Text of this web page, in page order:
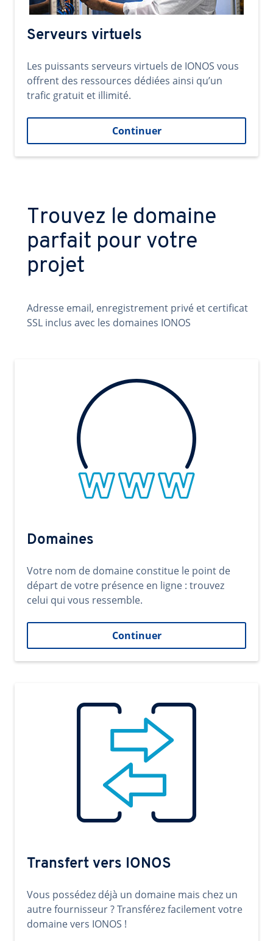
Serveurs virtuels
Les puissants serveurs virtuels de IONOS vous
offrent des ressources dédiées ainsi qu’un
trafic gratuit et illimité.
Continuer
Trouvez le domaine
parfait pour votre
projet
Adresse email, enregistrement privé et certificat
SSL inclus avec les domaines IONOS
Domaines
Votre nom de domaine constitue le point de
départ de votre présence en ligne : trouvez
celui qui vous ressemble.
Continuer
Transfert vers IONOS
Vous possédez déjà un domaine mais chez un
autre fournisseur ? Transférez facilement votre
domaine vers IONOS !